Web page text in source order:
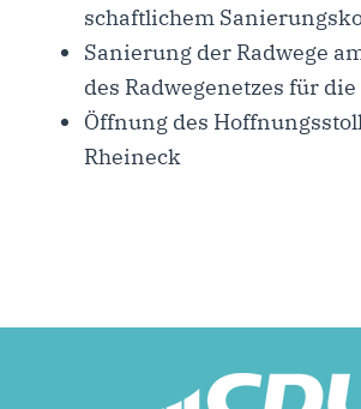
schaft­li­chem
Sanie­rung der Rad­we­ge
des Rad­we­ge­net­zes für
Öff­nung des
Rheineck